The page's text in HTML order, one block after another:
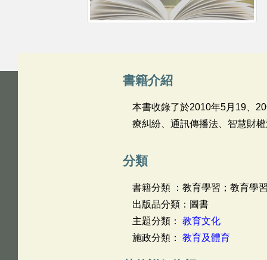
書籍介紹
本書收錄了於2010年5月19、
療糾紛、通訊傳播法、智慧財
分類
書籍分類 ：教育學習；教育學
出版品分類：圖書
主題分類： 教育文化
施政分類： 教育及體育